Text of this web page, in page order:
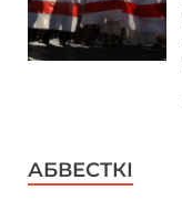
АБВЕСТКІ